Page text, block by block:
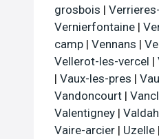
grosbois |
Vernierfontaine |
camp | Vennans |
Vellerot-les-vercel |
| Vaux-les-pres |
Vandoncourt |
Valentigney |
Vaire-arcier | Uzelle |